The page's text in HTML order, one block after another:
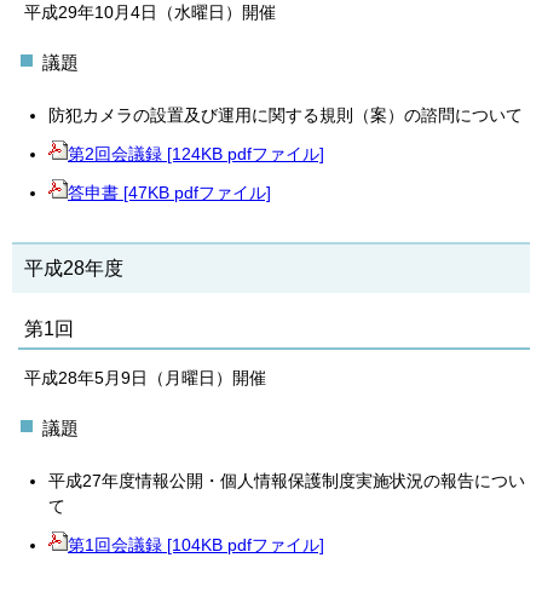
平成29年10月4日（水曜日）開催
議題
防犯カメラの設置及び運用に関する規則（案）の諮問について
第2回会議録 [124KB pdfファイル]
答申書 [47KB pdfファイル]
平成28年度
第1回
平成28年5月9日（月曜日）開催
議題
平成27年度情報公開・個人情報保護制度実施状況の報告につい
て
第1回会議録 [104KB pdfファイル]